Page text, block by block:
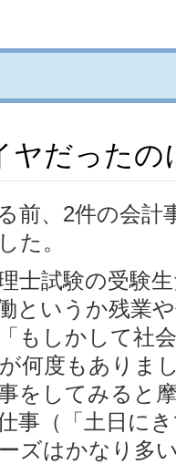
ヤだったの
前、2件の会計
た。
士試験の受験
というか残業
もしかして社
何度もありま
をしてみると
事（「土日に
ズはかなり多